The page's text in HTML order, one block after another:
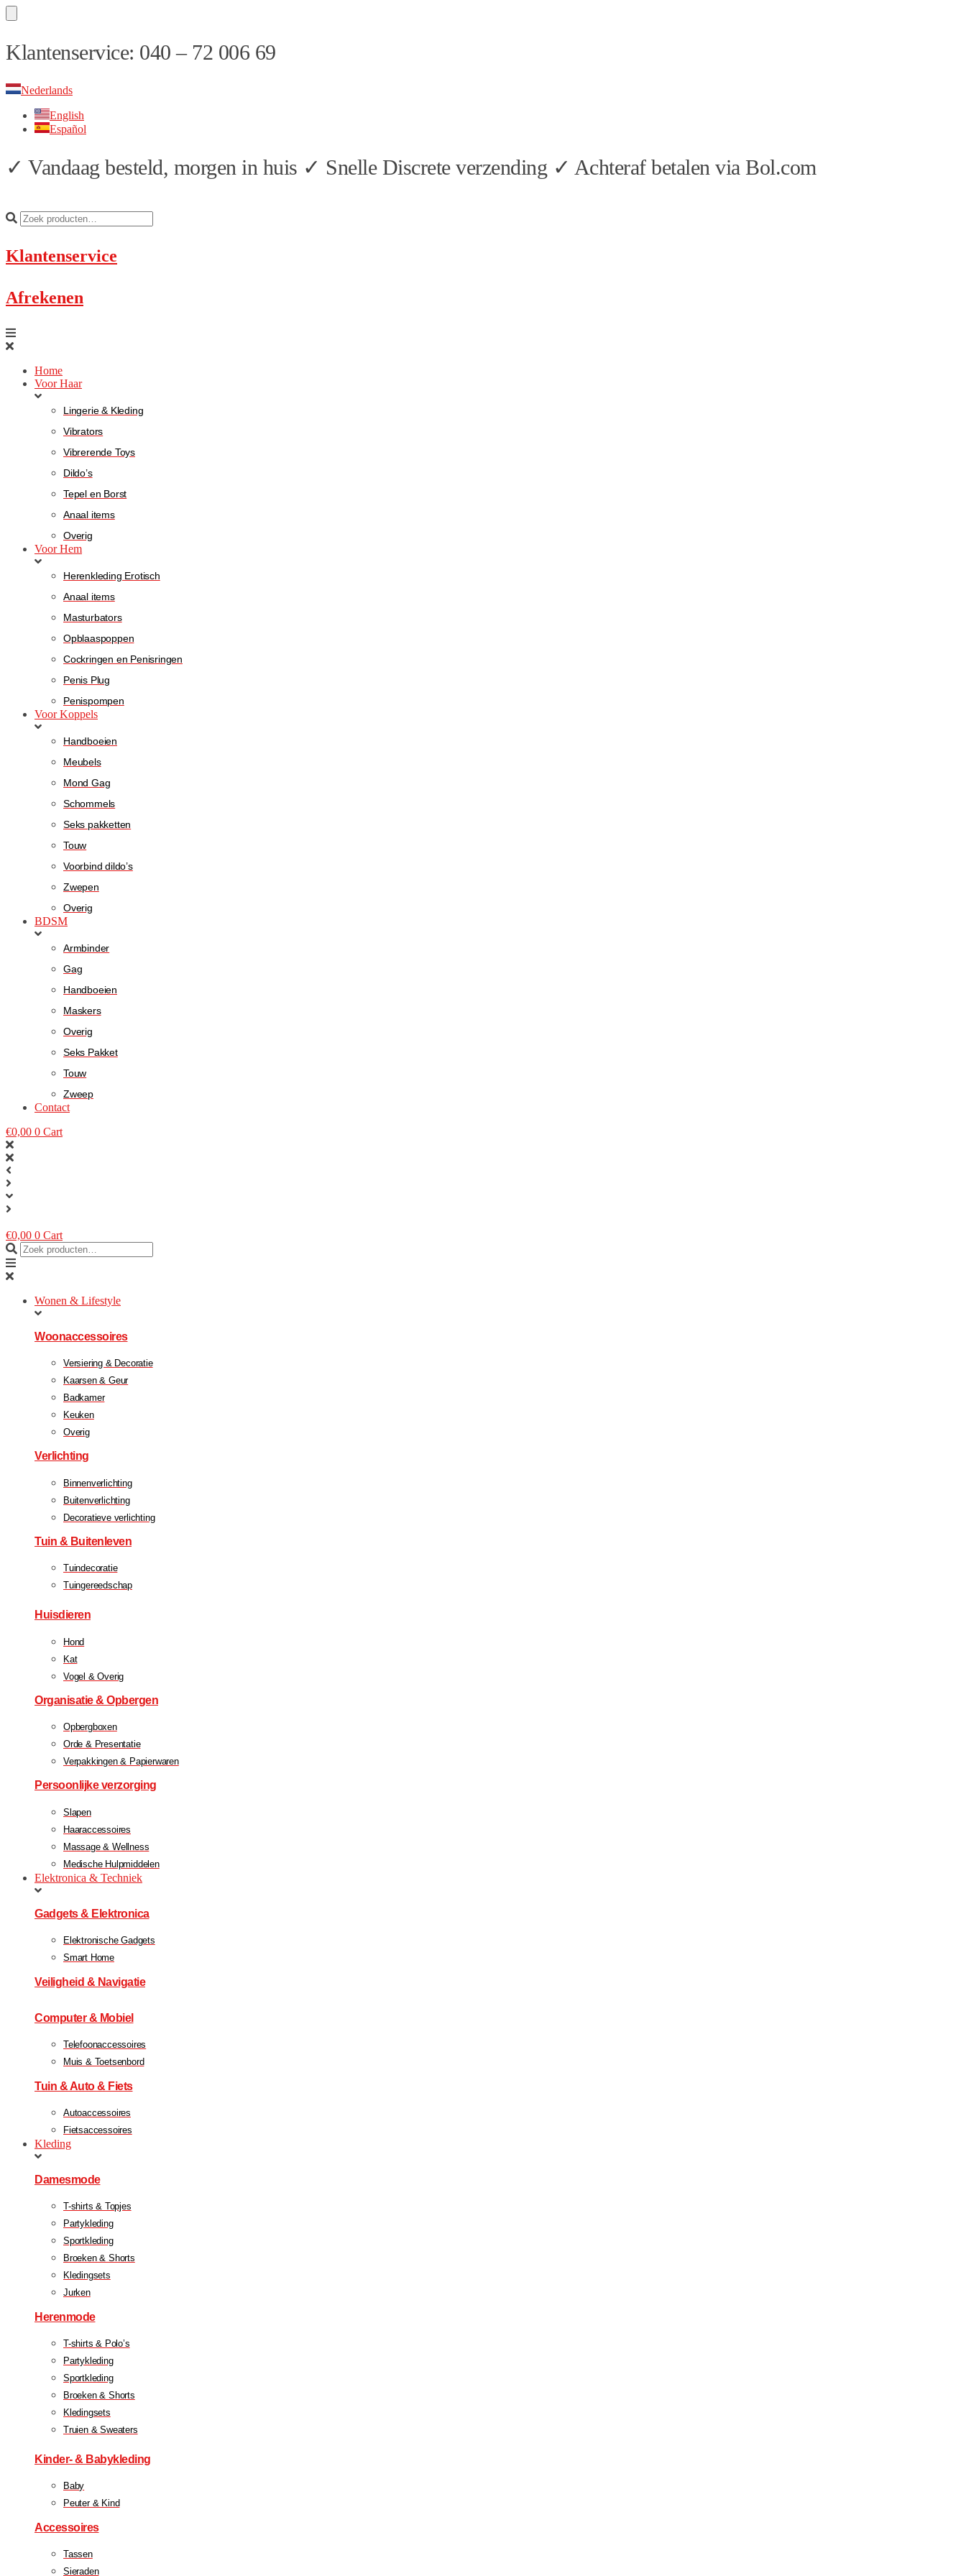
Skip
to
Skip
to
Klantenservice: 040 – 72 006 69
Nederlands
English
Español
✓ Vandaag besteld, morgen in huis ✓ Snelle Discrete verzending ✓ Achteraf betalen via Bol.com
Klantenservice
Afrekenen
Home
Voor Haar
Lingerie & Kleding
Vibrators
Vibrerende Toys
Dildo’s
Tepel en Borst
Anaal items
Overig
Voor Hem
Herenkleding Erotisch
Anaal items
Masturbators
Opblaaspoppen
Cockringen en Penisringen
Penis Plug
Penispompen
Voor Koppels
Handboeien
Meubels
Mond Gag
Schommels
Seks pakketten
Touw
Voorbind dildo’s
Zwepen
Overig
BDSM
Armbinder
Gag
Handboeien
Maskers
Overig
Seks Pakket
Touw
Zweep
Contact
€0,00 0 Cart
€0,00 0 Cart
Wonen & Lifestyle
Woonaccessoires
Versiering & Decoratie
Kaarsen & Geur
Badkamer
Keuken
Overig
Verlichting
Binnenverlichting
Buitenverlichting
Decoratieve verlichting
Tuin & Buitenleven
Tuindecoratie
Tuingereedschap
Huisdieren
Hond
Kat
Vogel & Overig
Organisatie & Opbergen
Opbergboxen
Orde & Presentatie
Verpakkingen & Papierwaren
Persoonlijke verzorging
Slapen
Haaraccessoires
Massage & Wellness
Medische Hulpmiddelen
Elektronica & Techniek
Gadgets & Elektronica
Elektronische Gadgets
Smart Home
Veiligheid & Navigatie
Computer & Mobiel
Telefoonaccessoires
Muis & Toetsenbord
Tuin & Auto & Fiets
Autoaccessoires
Fietsaccessoires
Kleding
Damesmode
T-shirts & Topjes
Partykleding
Sportkleding
Broeken & Shorts
Kledingsets
Jurken
Herenmode
T-shirts & Polo’s
Partykleding
Sportkleding
Broeken & Shorts
Kledingsets
Truien & Sweaters
Kinder- & Babykleding
Baby
Peuter & Kind
Accessoires
Tassen
Sieraden